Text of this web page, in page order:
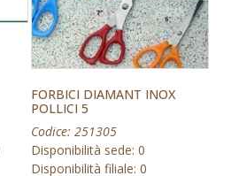
FORBICI DIAMANT INOX
POLLICI 5
Codice: 251305
Disponibilità sede: 0
Disponibilità filiale: 0